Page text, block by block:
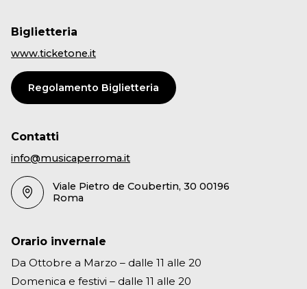
Biglietteria
www.ticketone.it
Regolamento Biglietteria
Contatti
info@musicaperroma.it
Viale Pietro de Coubertin, 30 00196
Roma
Orario invernale
Da Ottobre a Marzo – dalle 11 alle 20
Domenica e festivi – dalle 11 alle 20